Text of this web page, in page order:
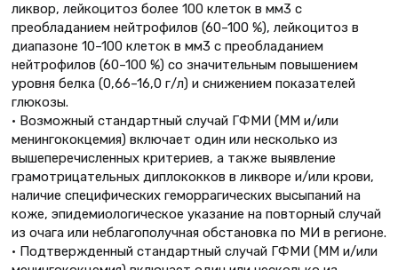
ликвор, лейкоцитоз более 100 клеток в мм3 с
преобладанием нейтрофилов (60–100 %), лейкоцитоз в
диапазоне 10–100 клеток в мм3 с преобладанием
нейтрофилов (60–100 %) со значительным повышением
уровня белка (0,66–16,0 г/л) и снижением показателей
глюкозы.
• Возможный стандартный случай ГФМИ (ММ и/или
менингококцемия) включает один или несколько из
вышеперечисленных критериев, а также выявление
грамотрицательных диплококков в ликворе и/или крови,
наличие специфических геморрагических высыпаний на
коже, эпидемиологическое указание на повторный случай
из очага или неблагополучная обстановка по МИ в регионе.
• Подтвержденный стандартный случай ГФМИ (ММ и/или